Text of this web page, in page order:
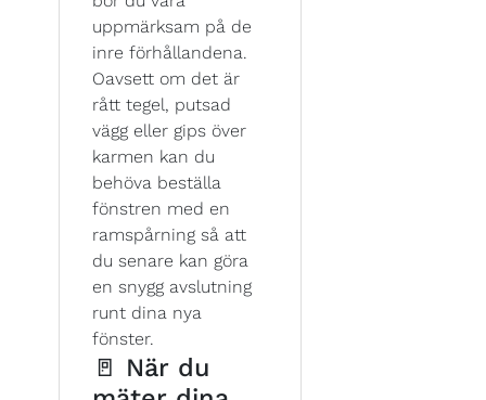
uppmärksam på de
inre förhållandena.
Oavsett om det är
rått tegel, putsad
vägg eller gips över
karmen kan du
behöva beställa
fönstren med en
ramspårning så att
du senare kan göra
en snygg avslutning
runt dina nya
fönster.
🚪 När du